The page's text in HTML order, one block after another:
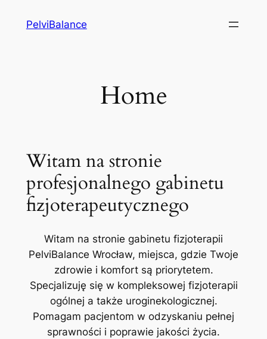
PelviBalance
Home
Witam na stronie
profesjonalnego gabinetu
fizjoterapeutycznego
Witam na stronie gabinetu fizjoterapii
PelviBalance Wrocław, miejsca, gdzie Twoje
zdrowie i komfort są priorytetem.
Specjalizuję się w kompleksowej fizjoterapii
ogólnej a także uroginekologicznej.
Pomagam pacjentom w odzyskaniu pełnej
sprawności i poprawie jakości życia.